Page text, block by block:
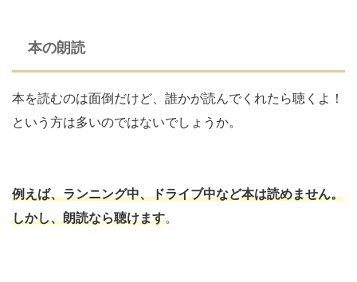
本の朗読
本を読むのは面倒だけど、誰かが読んでくれたら聴くよ！
という方は多いのではないでしょうか。
例えば、ランニング中、ドライブ中など本は読めません。
しかし、朗読なら聴けます。